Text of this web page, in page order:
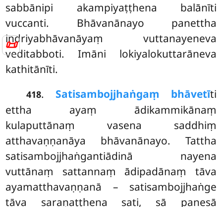
📜
sabbānipi akampiyaṭṭhena balānīti
vuccanti. Bhāvanānayo panettha
indriyabhāvanāyaṃ vuttanayeneva
veditabboti. Imāni lokiyalokuttarāneva
kathitānīti.
418. Satisambojjhaṅgaṃ bhāvetīti
ettha ayaṃ ādikammikānaṃ
kulaputtānaṃ vasena saddhiṃ
atthavaṇṇanāya bhāvanānayo. Tattha
satisambojjhaṅgantiādinā nayena
vuttānaṃ sattannaṃ ādipadānaṃ tāva
ayamatthavaṇṇanā – satisambojjhaṅge
tāva saraṇaṭṭhena sati, sā panesā